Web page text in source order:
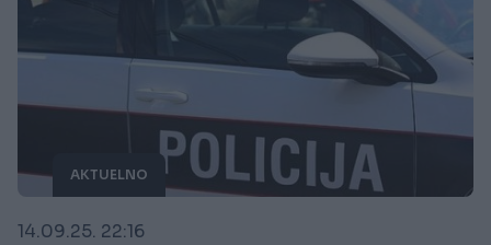
AKTUELNO
14.09.25. 22:16